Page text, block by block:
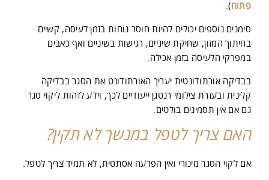
פתוח).
סימנים נוספים יכולים להיות חוסר נוחות בזמן לעיסה, קשיים
בחיתוך המזון, שחיקת שיניים, רגישות בשיניים ואף כאבים
במפרקי הלעיסה בזמן אכילה.
בבדיקה אורתודונטית יעריך האורתודונט את הסגר בבדיקה
קלינית ובעזרת צילומי רנטגן ייעודיים לכך, וידע לזהות ליקוי סגר
גם אם אין תסמינים בולטים.
האם צריך לטפל במנשך לא תקין?
אם לקוי הסגר מינורי ואין הפרעה אסתטית, לא תמיד צריך לטפל.